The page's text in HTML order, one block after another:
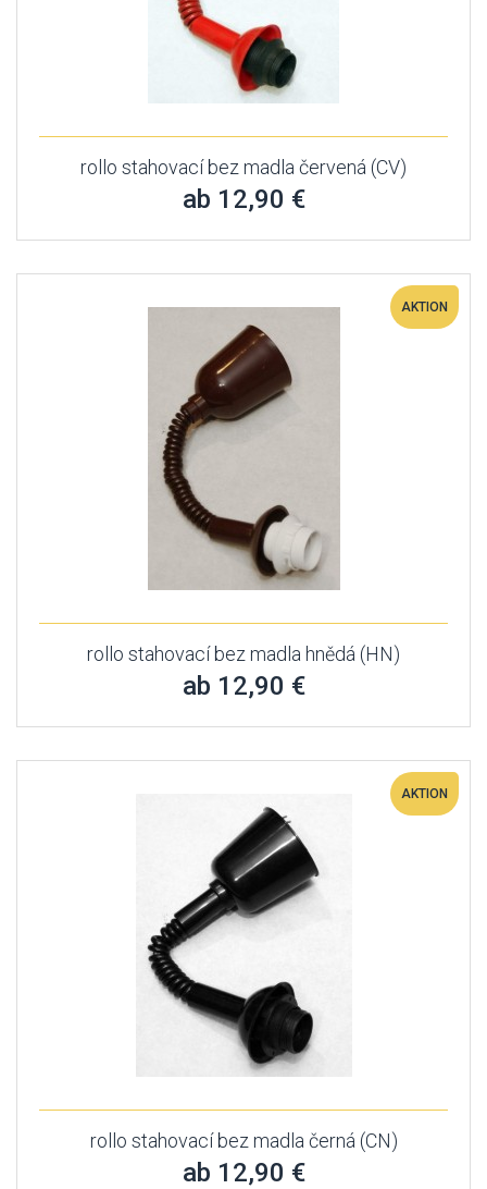
rollo stahovací bez madla červená (CV)
ab 12,90 €
AKTION
rollo stahovací bez madla hnědá (HN)
ab 12,90 €
AKTION
rollo stahovací bez madla černá (CN)
ab 12,90 €